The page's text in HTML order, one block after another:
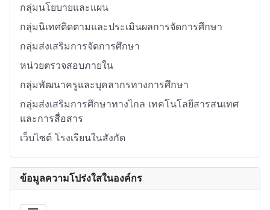
กลุ่มนโยบายและแผน
กลุ่มนิเทศติดตามและประเมินผลการจัดการศึกษา
กลุ่มส่งเสริมการจัดการศึกษา
หน่วยตรวจสอบภายใน
กลุ่มพัฒนาครูและบุคลากรทางการศึกษา
กลุ่มส่งเสริมการศึกษาทางไกล เทคโนโลยีสารสนเทศ
และการสื่อสาร
เว็บไซต์ โรงเรียนในสังกัด
ข้อมูลความโปร่งใสในองค์กร